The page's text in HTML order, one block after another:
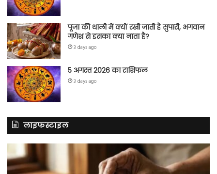
पूजा की थाली में क्यों रखी जाती है सुपारी, भगवान
गणेश से इसका क्या नाता है?
3 days ago
5 अगस्त 2026 का राशिफल
3 days ago
लाइफस्टाइल